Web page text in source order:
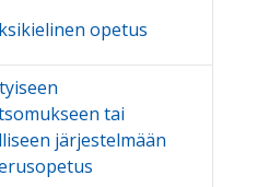
opetus
tai
järjestelmään